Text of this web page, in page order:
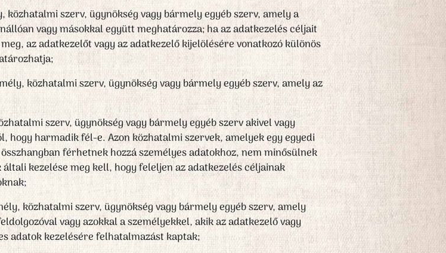
közhatalmi szerv, ügynökség vagy bármely egyéb szerv, amely a
vagy másokkal együtt meghatározza; ha az adatkezelés céljait
az adatkezelőt vagy az adatkezelő kijelölésére vonatkozó különös
közhatalmi szerv, ügynökség vagy bármely egyéb szerv, amely az
szerv, ügynökség vagy bármely egyéb szerv akivel vagy
harmadik fél-e. Azon közhatalmi szervek, amelyek egy egyedi
férhetnek hozzá személyes adatokhoz, nem minősülnek
kezelése meg kell, hogy feleljen az adatkezelés céljainak
közhatalmi szerv, ügynökség vagy bármely egyéb szerv, amely
vagy azokkal a személyekkel, akik az adatkezelő vagy
adatok kezelésére felhatalmazást kaptak;